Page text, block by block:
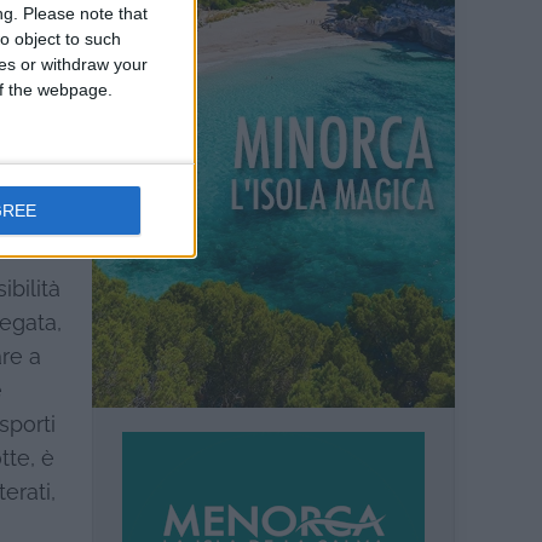
Please note that
object to such
or withdraw your
webpage.
a
è